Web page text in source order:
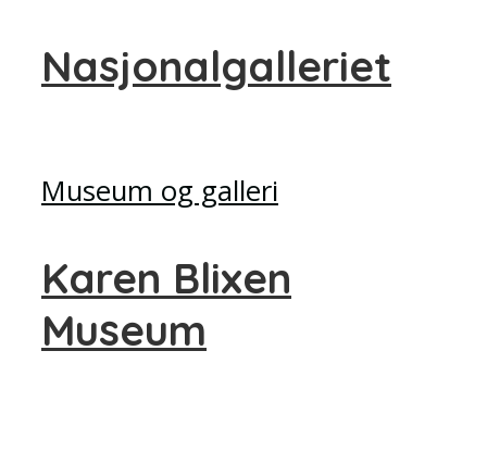
Nasjonalgalleriet
Museum og galleri
Karen Blixen
Museum